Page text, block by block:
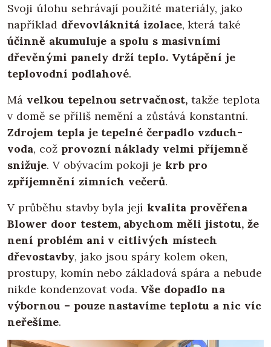
Svoji úlohu sehrávají použité materiály, jako
například dřevovláknitá izolace, která také
účinně akumuluje a spolu s masivními
dřevěnými panely drží teplo. Vytápění je
teplovodní podlahové.
Má velkou tepelnou setrvačnost, takže teplota
v domě se příliš nemění a zůstává konstantní.
Zdrojem tepla je tepelné čerpadlo vzduch-
voda, což provozní náklady velmi příjemně
snižuje. V obývacím pokoji je krb pro
zpříjemnění zimních večerů.
V průběhu stavby byla její kvalita prověřena
Blower door testem, abychom měli jistotu, že
není problém ani v citlivých místech
dřevostavby, jako jsou spáry kolem oken,
prostupy, komín nebo základová spára a nebude
nikde kondenzovat voda. Vše dopadlo na
výbornou – pouze nastavíme teplotu a nic víc
neřešíme.